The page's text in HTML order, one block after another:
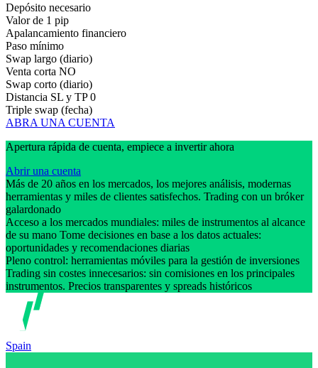
Depósito necesario
Valor de 1 pip
Apalancamiento financiero
Paso mínimo
Swap largo (diario)
Venta corta NO
Swap corto (diario)
Distancia SL y TP 0
Triple swap (fecha)
ABRA UNA CUENTA
Apertura rápida de cuenta, empiece a invertir ahora
Abrir una cuenta
Más de 20 años en los mercados, los mejores análisis, modernas
herramientas y miles de clientes satisfechos. Trading con un bróker
galardonado
Acceso a los mercados mundiales: miles de instrumentos al alcance
de su mano Tome decisiones en base a los datos actuales:
oportunidades y recomendaciones diarias
Pleno control: herramientas móviles para la gestión de inversiones
Trading sin costes innecesarios: sin comisiones en los principales
instrumentos. Precios transparentes y spreads históricos
Spain